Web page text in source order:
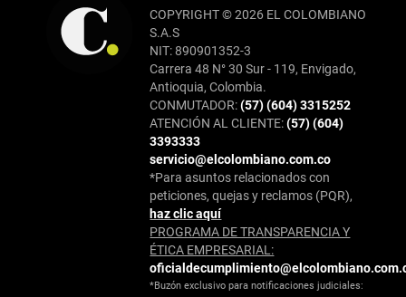
COPYRIGHT © 2026 EL COLOMBIANO
S.A.S
NIT: 890901352-3
Carrera 48 N° 30 Sur - 119, Envigado,
Antioquia, Colombia.
CONMUTADOR:(57) (604) 3315252
ATENCIÓN AL CLIENTE:(57) (604)
3393333
servicio@elcolombiano.com.co
*Para asuntos relacionados con
peticiones, quejas y reclamos (PQR),
haz clic aquí
PROGRAMA DE TRANSPARENCIA Y
ÉTICA EMPRESARIAL:
*Buzón exclusivo para notificaciones judiciales: